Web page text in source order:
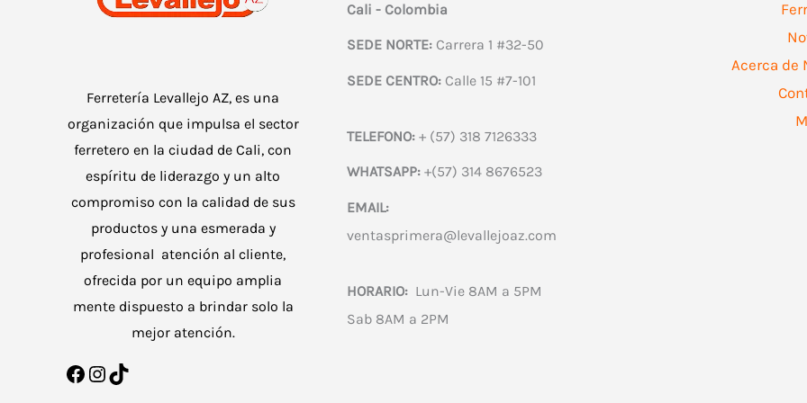
la
de
Ferretería Levallejo AZ, es una
organización que impulsa el sector
ferretero en la ciudad de Cali, con
espíritu de liderazgo y un alto
compromiso con la calidad de sus
productos y una esmerada y
profesional atención al cliente,
ofrecida por un equipo amplia
mente dispuesto a brindar solo la
mejor atención.
Facebook
Instagram
TikTok
Cali - Colombia
SEDE NORTE:Carrera 1 #32-50
SEDE CENTRO:Calle 15 #7-101
TELEFONO:+ (57) 318 7126333
WHATSAPP:+(57) 314 8676523
EMAIL:
ventasprimera@levallejoaz.com
HORARIO:Lun-Vie 8AM a 5PM
Sab 8AM a 2PM
Acerca de